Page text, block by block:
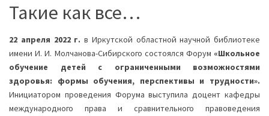
Такие как все…
22 апреля 2022 г. в Иркутской областной научной библиотеке
имени И. И. Молчанова-Сибирского состоялся Форум «Школьное
обучение детей с ограниченными возможностями
здоровья: формы обучения, перспективы и трудности».
Инициатором проведения Форума выступила доцент кафедры
международного права и сравнительного правоведения